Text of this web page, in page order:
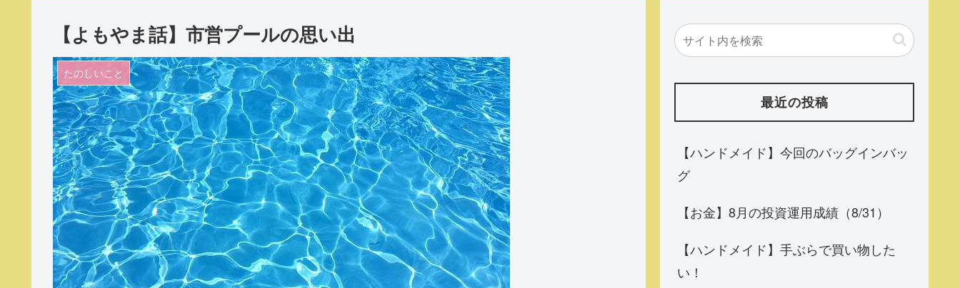
【よもやま話】市営プールの思い出
たのしいこと
最近の投稿
【ハンドメイド】今回のバッグインバッ
グ
【お金】8月の投資運用成績（8/31）
【ハンドメイド】手ぶらで買い物した
い！